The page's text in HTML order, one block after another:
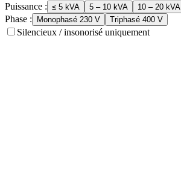
Puissance : ≤ 5 kVA 5 – 10 kVA 10 – 20 kVA
Phase : Monophasé 230 V Triphasé 400 V
Silencieux / insonorisé uniquement